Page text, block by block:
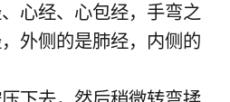
心经、心包经，手弯之
外侧的是肺经，内侧的